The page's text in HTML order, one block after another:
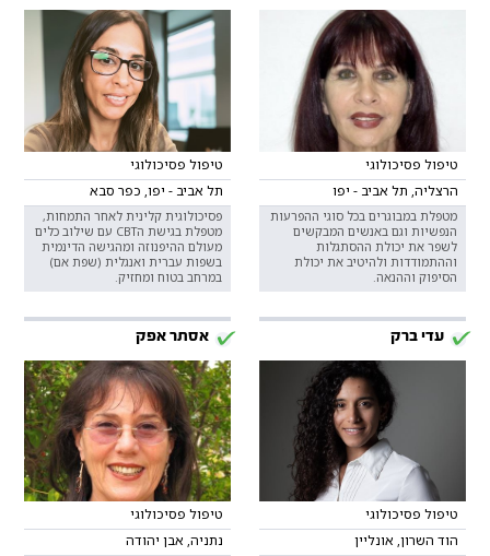
טיפול פסיכולוגי
הרצליה, תל אביב - יפו
מטפלת במבוגרים בכל סוגי ההפרעות
הנפשיות וגם באנשים המבקשים
לשפר את יכולת ההסתגלות
וההתמודדות ולהיטיב את יכולת
הסיפוק וההנאה.
טיפול פסיכולוגי
תל אביב - יפו, כפר סבא
פסיכולוגית קלינית לאחר התמחות,
מטפלת בגישת הCBT עם שילוב כלים
מעולם ההיפנוזה ומהגישה הדינמית
בשפות עברית ואנגלית (שפת אם)
במרחב בטוח ומחזיק.
עדי ברק
טיפול פסיכולוגי
הוד השרון, אונליין
אסתר אפק
טיפול פסיכולוגי
נתניה, אבן יהודה